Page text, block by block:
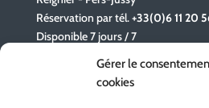
Gérer le
cookies
Réservation par tél.+33(0)6 11 20
Disponible 7 jours / 7
Taxi license in the municipalities of